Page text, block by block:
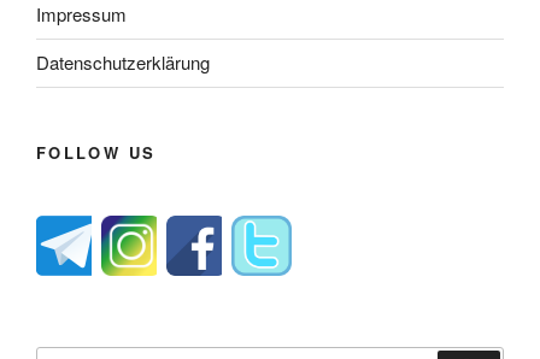
Impressum
Datenschutzerklärung
FOLLOW US